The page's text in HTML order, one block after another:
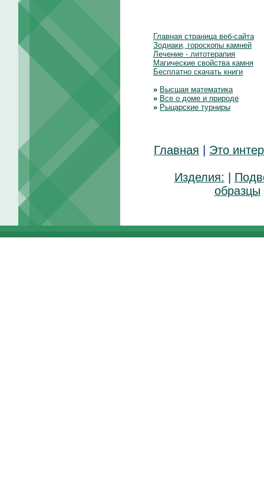
Главная страница веб-сайта
Зодиаки, гороскопы камней
Лечение - литотерапия
Магические свойства камня
Бесплатно скачать книги
» Высшая математика
» Все о доме и природе
» Рыцарские турниры
Главная Это
Изделия:
образцы